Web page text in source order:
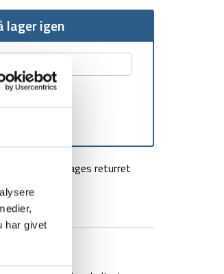
har givet
lager igen
100 dages returret